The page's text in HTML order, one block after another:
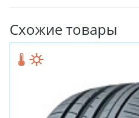
Схожие товары